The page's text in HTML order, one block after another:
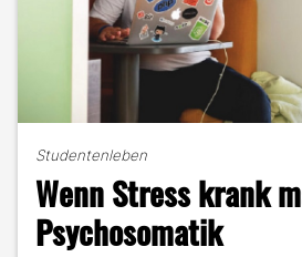
Studentenleben
Wenn Stress krank
Psychosomatik